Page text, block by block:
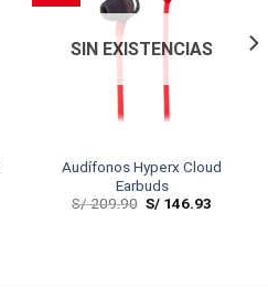
SIN EXISTENCIAS
Audífonos Hyperx Cloud
Earbuds
S/209.90 S/ 146.93